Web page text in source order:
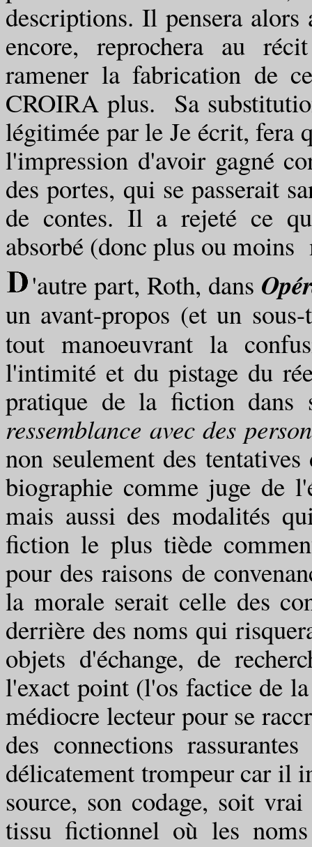
descriptions. Il pensera
encore, reprochera au
ramener la fabrication de
CROIRA plus. Sa
légitimée par le Je écrit, fera
l'impression d'avoir gagné
des portes, qui se passerait
de contes. Il a rejeté ce
absorbé (donc plus ou
'autre part, Roth, dans
un avant-propos (et un
tout manoeuvrant la
l'intimité et du pistage du
pratique de la fiction dans
ressemblance avec des
non seulement des
biographie comme juge de
mais aussi des modalités
fiction le plus tiède
pour des raisons de
la morale serait celle des
derrière des noms qui
objets d'échange, de
l'exact point (l'os factice de
médiocre lecteur pour se
des connections
délicatement trompeur car il
source, son codage, soit
tissu fictionnel où les